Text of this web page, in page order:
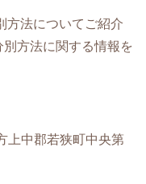
方法についてご紹介
方法に関する情報を
上中郡若狭町中央第